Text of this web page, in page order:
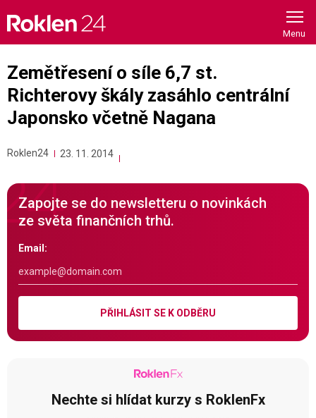
content
Zemětřesení o síle 6,7 st.
Richterovy škály zasáhlo centrální
Japonsko včetně Nagana
Roklen24 23. 11. 2014
Zapojte se do newsletteru o novinkách
ze světa finančních trhů.
Email:
PŘIHLÁSIT SE K ODBĚRU
Nechte si hlídat kurzy s RoklenFx